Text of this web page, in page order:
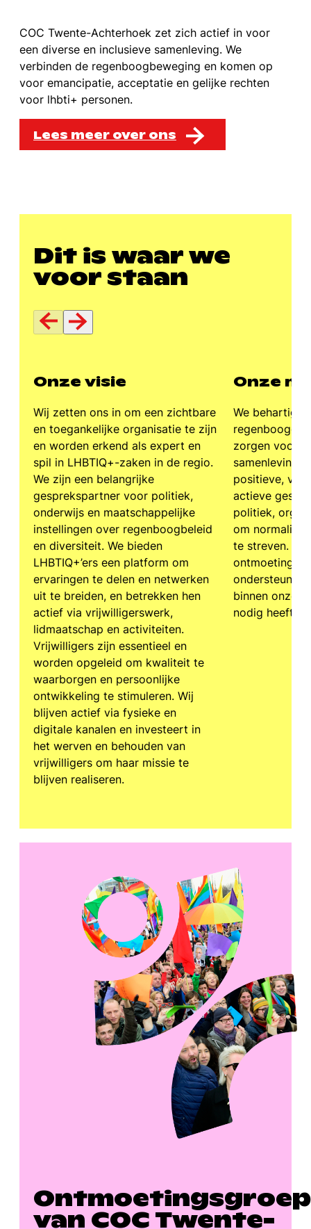
COC Twente-Achterhoek zet zich actief in voor
een diverse en inclusieve samenleving. We
verbinden de regenboogbeweging en komen op
voor emancipatie, acceptatie en gelijke rechten
voor lhbti+ personen.
Lees meer over ons
Dit is waar we
voor staan
Onze visie
Wij zetten ons in om een zichtbare
en toegankelijke organisatie te zijn
en worden erkend als expert en
spil in LHBTIQ+-zaken in de regio.
We zijn een belangrijke
gesprekspartner voor politiek,
onderwijs en maatschappelijke
instellingen over regenboogbeleid
en diversiteit. We bieden
LHBTIQ+’ers een platform om
ervaringen te delen en netwerken
uit te breiden, en betrekken hen
actief via vrijwilligerswerk,
lidmaatschap en activiteiten.
Vrijwilligers zijn essentieel en
worden opgeleid om kwaliteit te
waarborgen en persoonlijke
ontwikkeling te stimuleren. Wij
blijven actief via fysieke en
digitale kanalen en investeert in
het werven en behouden van
vrijwilligers om haar missie te
blijven realiseren.
Onze
We
zorgen voor
samenleving.
positieve,
actieve
politiek,
om
te streven.
ontmoeting
binnen onze
nodig heeft.
van COC Twente-